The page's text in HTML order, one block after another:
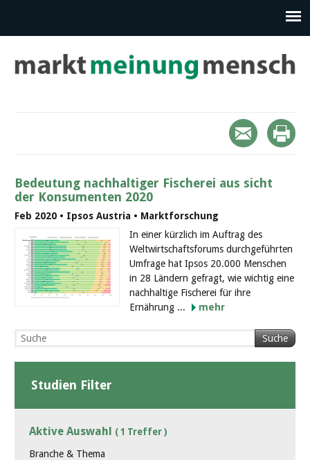
Bedeutung nachhaltiger Fischerei aus sicht
der Konsumenten 2020
Feb 2020 • Ipsos Austria • Marktforschung
In einer kürzlich im Auftrag des
Weltwirtschaftsforums durchgeführten
Umfrage hat Ipsos 20.000 Menschen
in 28 Ländern gefragt, wie wichtig eine
nachhaltige Fischerei für ihre
Ernährung ...
mehr
Suche
Studien Filter
Aktive Auswahl ( 1 Treffer )
Branche & Thema